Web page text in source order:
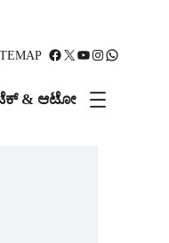
Facebook X YouTube Instagram WhatsApp
& ಆಟೋ